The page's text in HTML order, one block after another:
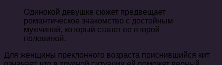
Одинокой девушке сюжет предвещает
романтическое знакомство с достойным
мужчиной, который станет ее второй
половиной.
Для женщины преклонного возраста приснившийся кит